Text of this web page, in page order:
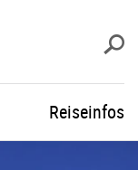
Reiseinfos